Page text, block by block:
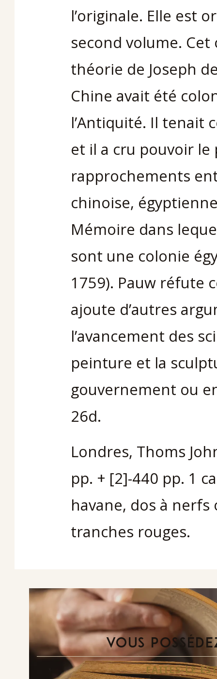
l’originale. Elle est
second volume.
théorie de Joseph
Chine avait été
l’Antiquité. Il tenait
et il a cru pouvoir
rapprochements
chinoise,
Mémoire dans
sont une colonie
1759). Pauw réfute
ajoute d’autres
l’avancement des
peinture et la
gouvernement ou
26d.
Londres, Thoms
pp. + [2]-440 pp. 1
havane, dos à
tranches rouges.
VOUS
FAITES-LE